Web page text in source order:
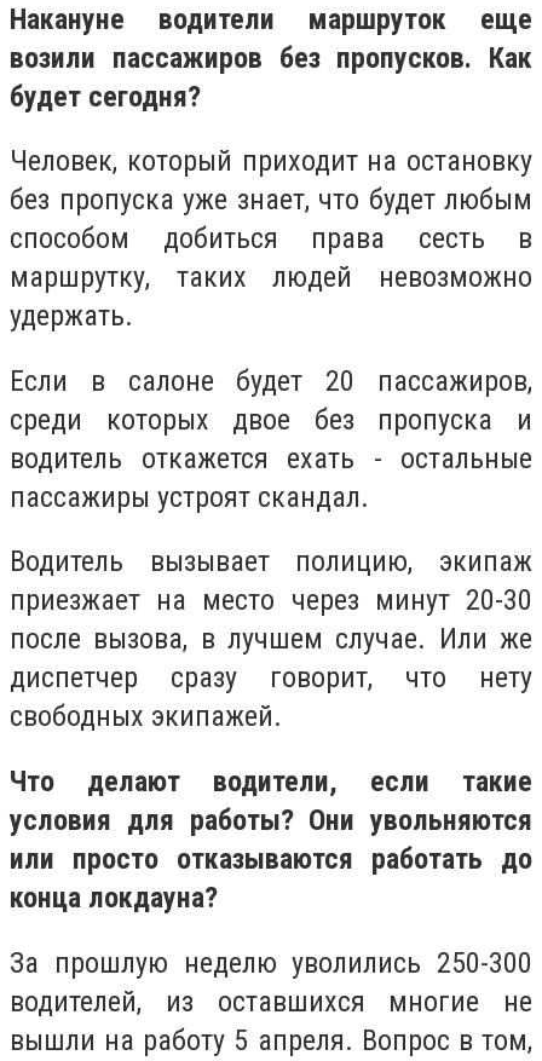
Накануне водители маршруток еще
возили пассажиров без пропусков. Как
будет сегодня?
Человек, который приходит на остановку
без пропуска уже знает, что будет любым
способом добиться права сесть в
маршрутку, таких людей невозможно
удержать.
Если в салоне будет 20 пассажиров,
среди которых двое без пропуска и
водитель откажется ехать - остальные
пассажиры устроят скандал.
Водитель вызывает полицию, экипаж
приезжает на место через минут 20-30
после вызова, в лучшем случае. Или же
диспетчер сразу говорит, что нету
свободных экипажей.
Что делают водители, если такие
условия для работы? Они увольняются
или просто отказываются работать до
конца локдауна?
За прошлую неделю уволились 250-300
водителей, из оставшихся многие не
вышли на работу 5 апреля. Вопрос в том,